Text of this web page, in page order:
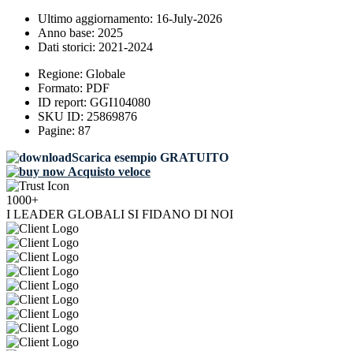
Ultimo aggiornamento: 16-July-2026
Anno base: 2025
Dati storici: 2021-2024
Regione: Globale
Formato: PDF
ID report: GGI104080
SKU ID: 25869876
Pagine: 87
Scarica esempio GRATUITO
Acquisto veloce
1000+
I LEADER GLOBALI SI FIDANO DI NOI